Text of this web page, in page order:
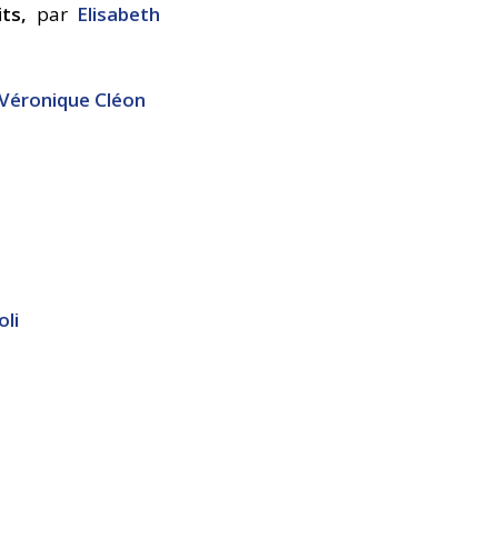
parElisabeth
Cléon